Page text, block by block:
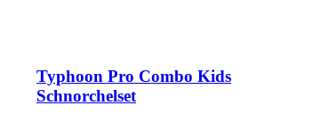
Typhoon Pro Combo Kids
Schnorchelset